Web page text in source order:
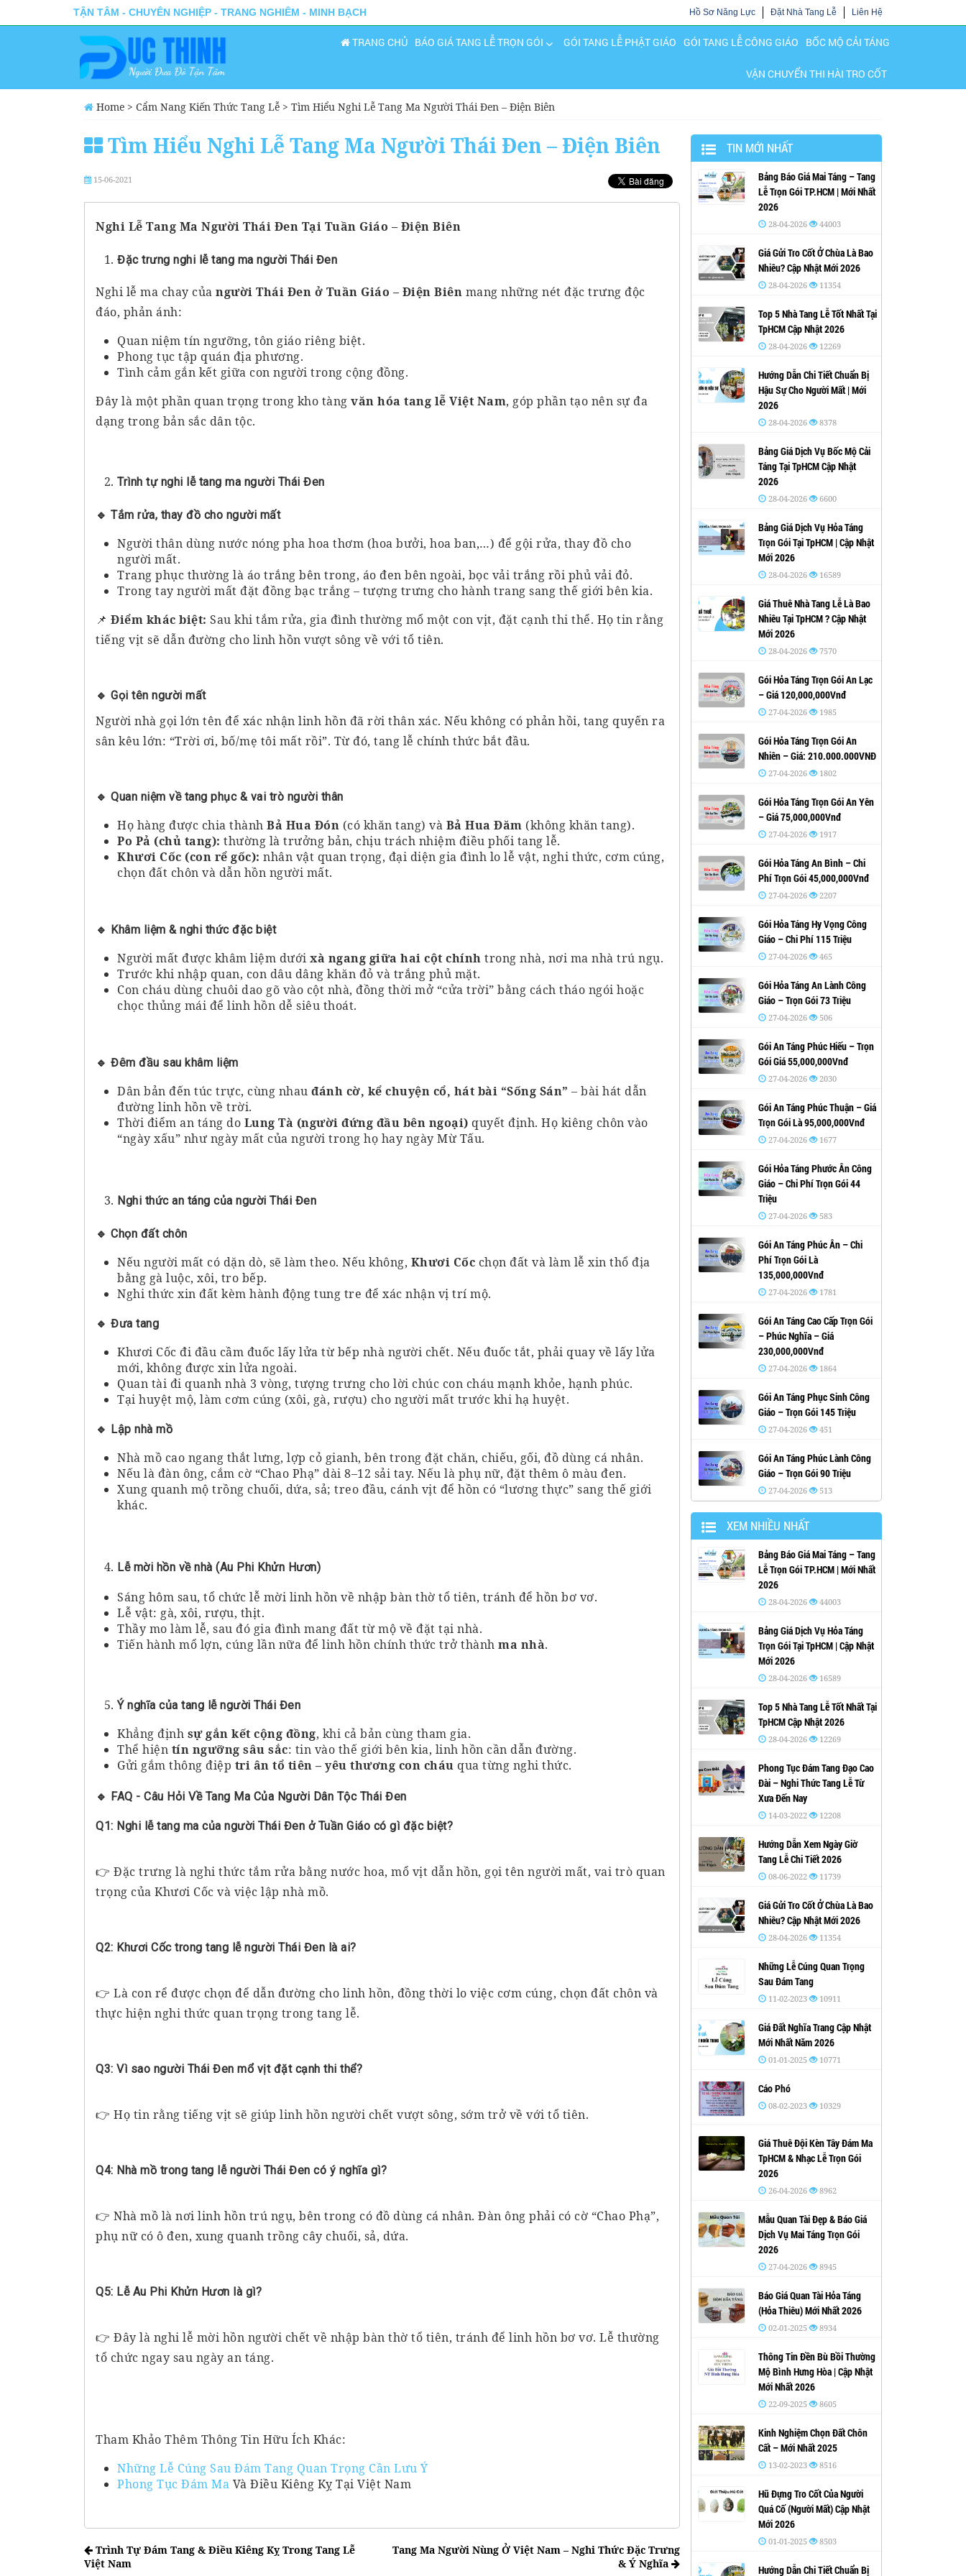
TẬN TÂM - CHUYÊN NGHIỆP - TRANG NGHIÊM - MINH BẠCH Hồ Sơ Năng Lực Đặt Nhà Tang Lễ Liên Hệ
TRANG CHỦ BÁO GIÁ TANG LỄ TRỌN GÓI GÓI TANG LỄ PHẬT GIÁO GÓI TANG LỄ CÔNG GIÁO BỐC MỘ CẢI TÁNG
VẬN CHUYỂN THI HÀI TRO CỐT
Home > Cẩm Nang Kiến Thức Tang Lễ > Tìm Hiểu Nghi Lễ Tang Ma Người Thái Đen – Điện Biên
Tìm Hiểu Nghi Lễ Tang Ma Người Thái Đen – Điện Biên
15-06-2021
Nghi Lễ Tang Ma Người Thái Đen Tại Tuần Giáo – Điện Biên
Đặc trưng nghi lễ tang ma người Thái Đen
Nghi lễ ma chay của người Thái Đen ở Tuần Giáo – Điện Biên mang những nét đặc trưng độc
đáo, phản ánh:
Quan niệm tín ngưỡng, tôn giáo riêng biệt.
Phong tục tập quán địa phương.
Tình cảm gắn kết giữa con người trong cộng đồng.
Đây là một phần quan trọng trong kho tàng văn hóa tang lễ Việt Nam, góp phần tạo nên sự đa
dạng trong bản sắc dân tộc.
Trình tự nghi lễ tang ma người Thái Đen
🔹 Tắm rửa, thay đồ cho người mất
Người thân dùng nước nóng pha hoa thơm (hoa bưởi, hoa ban,…) để gội rửa, thay đồ cho
người mất.
Trang phục thường là áo trắng bên trong, áo đen bên ngoài, bọc vải trắng rồi phủ vải đỏ.
Trong tay người mất đặt đồng bạc trắng – tượng trưng cho hành trang sang thế giới bên kia.
📌 Điểm khác biệt: Sau khi tắm rửa, gia đình thường mổ một con vịt, đặt cạnh thi thể. Họ tin rằng
tiếng vịt sẽ dẫn đường cho linh hồn vượt sông về với tổ tiên.
🔹 Gọi tên người mất
Người nhà gọi lớn tên để xác nhận linh hồn đã rời thân xác. Nếu không có phản hồi, tang quyến ra
sân kêu lớn: “Trời ơi, bố/mẹ tôi mất rồi”. Từ đó, tang lễ chính thức bắt đầu.
🔹 Quan niệm về tang phục & vai trò người thân
Họ hàng được chia thành Bả Hua Đón (có khăn tang) và Bả Hua Đăm (không khăn tang).
Po Pả (chủ tang): thường là trưởng bản, chịu trách nhiệm điều phối tang lễ.
Khươi Cốc (con rể gốc): nhân vật quan trọng, đại diện gia đình lo lễ vật, nghi thức, cơm cúng,
chọn đất chôn và dẫn hồn người mất.
🔹 Khâm liệm & nghi thức đặc biệt
Người mất được khâm liệm dưới xà ngang giữa hai cột chính trong nhà, nơi ma nhà trú ngụ.
Trước khi nhập quan, con dâu dâng khăn đỏ và trắng phủ mặt.
Con cháu dùng chuôi dao gõ vào cột nhà, đồng thời mở “cửa trời” bằng cách tháo ngói hoặc
chọc thủng mái để linh hồn dễ siêu thoát.
🔹 Đêm đầu sau khâm liệm
Dân bản đến túc trực, cùng nhau đánh cờ, kể chuyện cổ, hát bài “Sống Sán” – bài hát dẫn
đường linh hồn về trời.
Thời điểm an táng do Lung Tà (người đứng đầu bên ngoại) quyết định. Họ kiêng chôn vào
“ngày xấu” như ngày mất của người trong họ hay ngày Mừ Tấu.
Nghi thức an táng của người Thái Đen
🔹 Chọn đất chôn
Nếu người mất có dặn dò, sẽ làm theo. Nếu không, Khươi Cốc chọn đất và làm lễ xin thổ địa
bằng gà luộc, xôi, tro bếp.
Nghi thức xin đất kèm hành động tung tre để xác nhận vị trí mộ.
🔹 Đưa tang
Khươi Cốc đi đầu cầm đuốc lấy lửa từ bếp nhà người chết. Nếu đuốc tắt, phải quay về lấy lửa
mới, không được xin lửa ngoài.
Quan tài đi quanh nhà 3 vòng, tượng trưng cho lời chúc con cháu mạnh khỏe, hạnh phúc.
Tại huyệt mộ, làm cơm cúng (xôi, gà, rượu) cho người mất trước khi hạ huyệt.
🔹 Lập nhà mồ
Nhà mồ cao ngang thắt lưng, lợp cỏ gianh, bên trong đặt chăn, chiếu, gối, đồ dùng cá nhân.
Nếu là đàn ông, cắm cờ “Chao Phạ” dài 8–12 sải tay. Nếu là phụ nữ, đặt thêm ô màu đen.
Xung quanh mộ trồng chuối, dứa, sả; treo đầu, cánh vịt để hồn có “lương thực” sang thế giới
khác.
Lễ mời hồn về nhà (Au Phi Khửn Hươn)
Sáng hôm sau, tổ chức lễ mời linh hồn về nhập bàn thờ tổ tiên, tránh để hồn bơ vơ.
Lễ vật: gà, xôi, rượu, thịt.
Thầy mo làm lễ, sau đó gia đình mang đất từ mộ về đặt tại nhà.
Tiến hành mổ lợn, cúng lần nữa để linh hồn chính thức trở thành ma nhà.
Ý nghĩa của tang lễ người Thái Đen
Khẳng định sự gắn kết cộng đồng, khi cả bản cùng tham gia.
Thể hiện tín ngưỡng sâu sắc: tin vào thế giới bên kia, linh hồn cần dẫn đường.
Gửi gắm thông điệp tri ân tổ tiên – yêu thương con cháu qua từng nghi thức.
🔹 FAQ - Câu Hỏi Về Tang Ma Của Người Dân Tộc Thái Đen
Q1: Nghi lễ tang ma của người Thái Đen ở Tuần Giáo có gì đặc biệt?
👉 Đặc trưng là nghi thức tắm rửa bằng nước hoa, mổ vịt dẫn hồn, gọi tên người mất, vai trò quan
trọng của Khươi Cốc và việc lập nhà mồ.
Q2: Khươi Cốc trong tang lễ người Thái Đen là ai?
👉 Là con rể được chọn để dẫn đường cho linh hồn, đồng thời lo việc cơm cúng, chọn đất chôn và
thực hiện nghi thức quan trọng trong tang lễ.
Q3: Vì sao người Thái Đen mổ vịt đặt cạnh thi thể?
👉 Họ tin rằng tiếng vịt sẽ giúp linh hồn người chết vượt sông, sớm trở về với tổ tiên.
Q4: Nhà mồ trong tang lễ người Thái Đen có ý nghĩa gì?
👉 Nhà mồ là nơi linh hồn trú ngụ, bên trong có đồ dùng cá nhân. Đàn ông phải có cờ “Chao Phạ”,
phụ nữ có ô đen, xung quanh trồng cây chuối, sả, dứa.
Q5: Lễ Au Phi Khửn Hươn là gì?
👉 Đây là nghi lễ mời hồn người chết về nhập bàn thờ tổ tiên, tránh để linh hồn bơ vơ. Lễ thường
tổ chức ngay sau ngày an táng.
Tham Khảo Thêm Thông Tin Hữu Ích Khác:
Những Lễ Cúng Sau Đám Tang Quan Trọng Cần Lưu Ý
Phong Tục Đám Ma Và Điều Kiêng Kỵ Tại Việt Nam
Trình Tự Đám Tang & Điều Kiêng Kỵ Trong Tang Lễ
Việt Nam
Tang Ma Người Nùng Ở Việt Nam – Nghi Thức Đặc Trưng
& Ý Nghĩa
TIN MỚI NHẤT
Bảng Báo Giá Mai Táng – Tang
Lễ Trọn Gói TP.HCM | Mới Nhất
2026
28-04-2026 44003
Giá Gửi Tro Cốt Ở Chùa Là Bao
Nhiêu? Cập Nhật Mới 2026
28-04-2026 11354
Top 5 Nhà Tang Lễ Tốt Nhất Tại
TpHCM Cập Nhật 2026
28-04-2026 12269
Hướng Dẫn Chi Tiết Chuẩn Bị
Hậu Sự Cho Người Mất | Mới
2026
28-04-2026 8378
Bảng Giá Dịch Vụ Bốc Mộ Cải
Táng Tại TpHCM Cập Nhật
2026
28-04-2026 6600
Bảng Giá Dịch Vụ Hỏa Táng
Trọn Gói Tại TpHCM | Cập Nhật
Mới 2026
28-04-2026 16589
Giá Thuê Nhà Tang Lễ Là Bao
Nhiêu Tại TpHCM ? Cập Nhật
Mới 2026
28-04-2026 7570
Gói Hỏa Táng Trọn Gói An Lạc
– Giá 120,000,000Vnđ
27-04-2026 1985
Gói Hỏa Táng Trọn Gói An
Nhiên – Giá: 210.000.000VNĐ
27-04-2026 1802
Gói Hỏa Táng Trọn Gói An Yên
– Giá 75,000,000Vnđ
27-04-2026 1917
Gói Hỏa Táng An Bình – Chi
Phí Trọn Gói 45,000,000Vnđ
27-04-2026 2207
Gói Hỏa Táng Hy Vọng Công
Giáo – Chi Phí 115 Triệu
27-04-2026 465
Gói Hỏa Táng An Lành Công
Giáo – Trọn Gói 73 Triệu
27-04-2026 506
Gói An Táng Phúc Hiếu – Trọn
Gói Giá 55,000,000Vnđ
27-04-2026 2030
Gói An Táng Phúc Thuận – Giá
Trọn Gói Là 95,000,000Vnđ
27-04-2026 1677
Gói Hỏa Táng Phước Ân Công
Giáo – Chi Phí Trọn Gói 44
Triệu
27-04-2026 583
Gói An Táng Phúc Ân – Chi
Phí Trọn Gói Là
135,000,000Vnđ
27-04-2026 1781
Gói An Táng Cao Cấp Trọn Gói
– Phúc Nghĩa – Giá
230,000,000Vnđ
27-04-2026 1864
Gói An Táng Phục Sinh Công
Giáo – Trọn Gói 145 Triệu
27-04-2026 451
Gói An Táng Phúc Lành Công
Giáo – Trọn Gói 90 Triệu
27-04-2026 513
XEM NHIỀU NHẤT
Bảng Báo Giá Mai Táng – Tang
Lễ Trọn Gói TP.HCM | Mới Nhất
2026
28-04-2026 44003
Bảng Giá Dịch Vụ Hỏa Táng
Trọn Gói Tại TpHCM | Cập Nhật
Mới 2026
28-04-2026 16589
Top 5 Nhà Tang Lễ Tốt Nhất Tại
TpHCM Cập Nhật 2026
28-04-2026 12269
Phong Tục Đám Tang Đạo Cao
Đài – Nghi Thức Tang Lễ Từ
Xưa Đến Nay
14-03-2022 12208
Hướng Dẫn Xem Ngày Giờ
Tang Lễ Chi Tiết 2026
08-06-2022 11739
Giá Gửi Tro Cốt Ở Chùa Là Bao
Nhiêu? Cập Nhật Mới 2026
28-04-2026 11354
Những Lễ Cúng Quan Trọng
Sau Đám Tang
11-02-2023 10911
Giá Đất Nghĩa Trang Cập Nhật
Mới Nhất Năm 2026
01-01-2025 10771
Cáo Phó
08-02-2023 10329
Giá Thuê Đội Kèn Tây Đám Ma
TpHCM & Nhạc Lễ Trọn Gói
2026
26-04-2026 8962
Mẫu Quan Tài Đẹp & Báo Giá
Dịch Vụ Mai Táng Trọn Gói
2026
27-04-2026 8945
Báo Giá Quan Tài Hỏa Táng
(Hỏa Thiêu) Mới Nhất 2026
02-01-2025 8934
Thông Tin Đền Bù Bồi Thường
Mộ Bình Hưng Hòa | Cập Nhật
Mới Nhất 2026
22-09-2025 8605
Kinh Nghiệm Chọn Đất Chôn
Cất – Mới Nhất 2025
13-02-2023 8516
Hũ Đựng Tro Cốt Của Người
Quá Cố (Người Mất) Cập Nhật
Mới 2026
01-01-2025 8503
Hướng Dẫn Chi Tiết Chuẩn Bị